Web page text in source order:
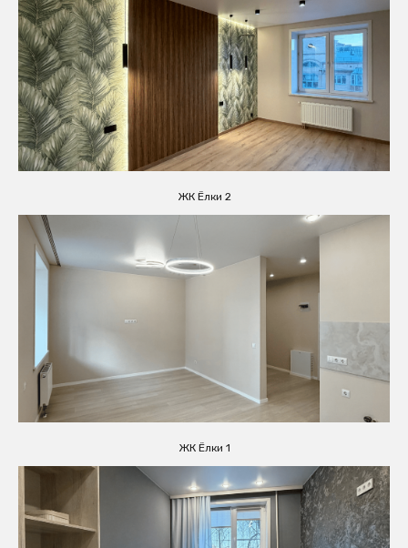
ЖК Ёлки 2
ЖК Ёлки 1